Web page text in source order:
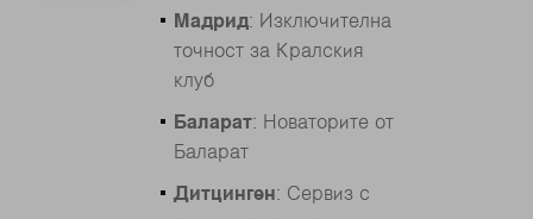
Мадрид: Изключителна
точност за Кралския
клуб
Баларат: Новаторите от
Баларат
Дитцинген: Сервиз с